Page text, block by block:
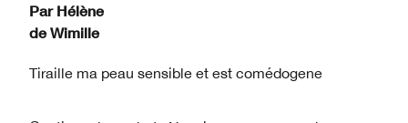
Par Hélène
de Wimille
Tiraille ma peau sensible et est comédogene